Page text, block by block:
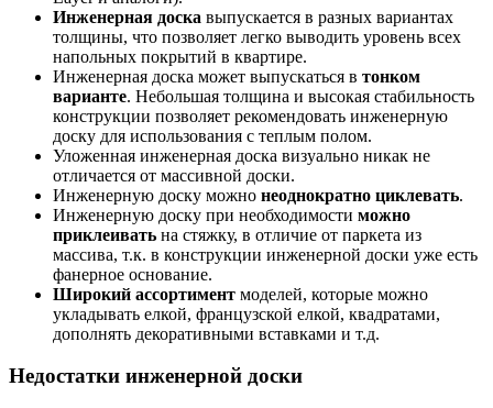
Инженерная доска выпускается в разных вариантах
толщины, что позволяет легко выводить уровень всех
напольных покрытий в квартире.
Инженерная доска может выпускаться в тонком
варианте. Небольшая толщина и высокая стабильность
конструкции позволяет рекомендовать инженерную
доску для использования с теплым полом.
Уложенная инженерная доска визуально никак не
отличается от массивной доски.
Инженерную доску можно неоднократно циклевать.
Инженерную доску при необходимости можно
приклеивать на стяжку, в отличие от паркета из
массива, т.к. в конструкции инженерной доски уже есть
фанерное основание.
Широкий ассортимент моделей, которые можно
укладывать елкой, французской елкой, квадратами,
дополнять декоративными вставками и т.д.
Недостатки инженерной доски